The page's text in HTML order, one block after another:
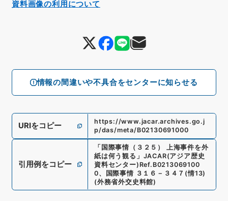
情報の間違いや不具合をセンターに知らせる
URIをコピー
https://www.jacar.archives.go.j
p/das/meta/B02130691000
引用例をコピー
「国際事情（３２５） 上海事件を外
紙は何う観る 」 JACAR(アジア歴史
資料センター) Ref. B0213069100
0、 国際事情 ３１６－３４７ (情13)
(外務省外交史料館)
資料画像の利用について